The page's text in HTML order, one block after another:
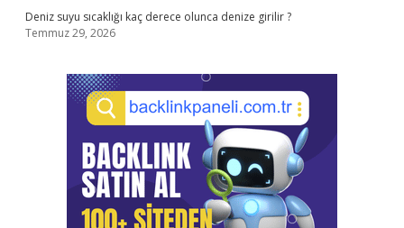
Deniz suyu sıcaklığı kaç derece olunca denize girilir ?
Temmuz 29, 2026